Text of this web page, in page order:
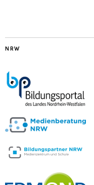
NRW